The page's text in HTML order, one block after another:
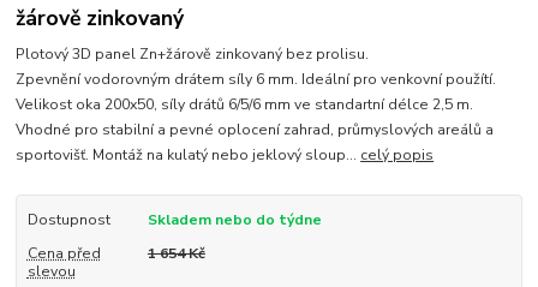
žárově zinkovaný
Plotový 3D panel Zn+žárově zinkovaný bez prolisu.
Zpevnění vodorovným drátem síly 6 mm. Ideální pro venkovní použítí.
Velikost oka 200x50, síly drátů 6/5/6 mm ve standartní délce 2,5 m.
Vhodné pro stabilní a pevné oplocení zahrad, průmyslových areálů a
sportovišť. Montáž na kulatý nebo jeklový sloup... celý popis
Dostupnost
Skladem nebo do týdne
Cena před
slevou
1 654 Kč